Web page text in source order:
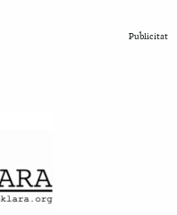
Publicitat